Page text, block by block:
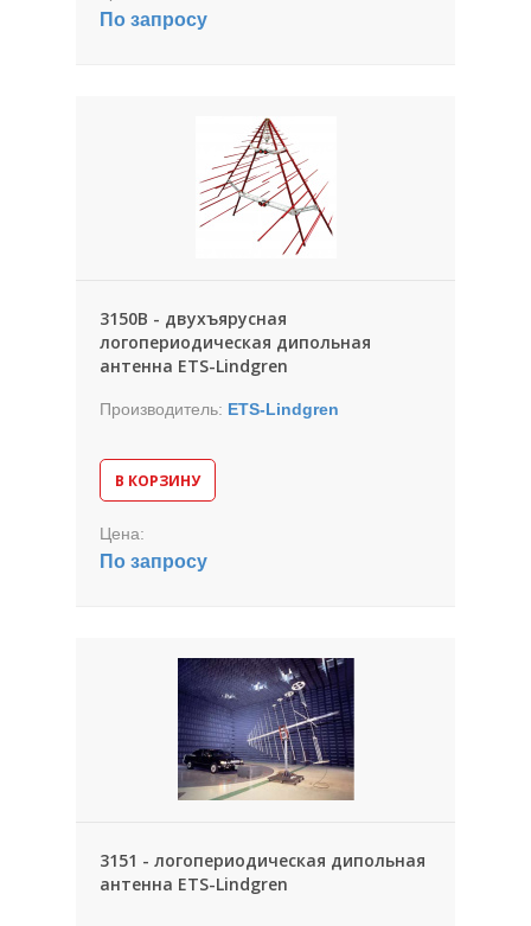
По запросу
3150B - двухъярусная
логопериодическая дипольная
антенна ETS-Lindgren
Производитель: ETS-Lindgren
В КОРЗИНУ
Цена:
По запросу
3151 - логопериодическая дипольная
антенна ETS-Lindgren